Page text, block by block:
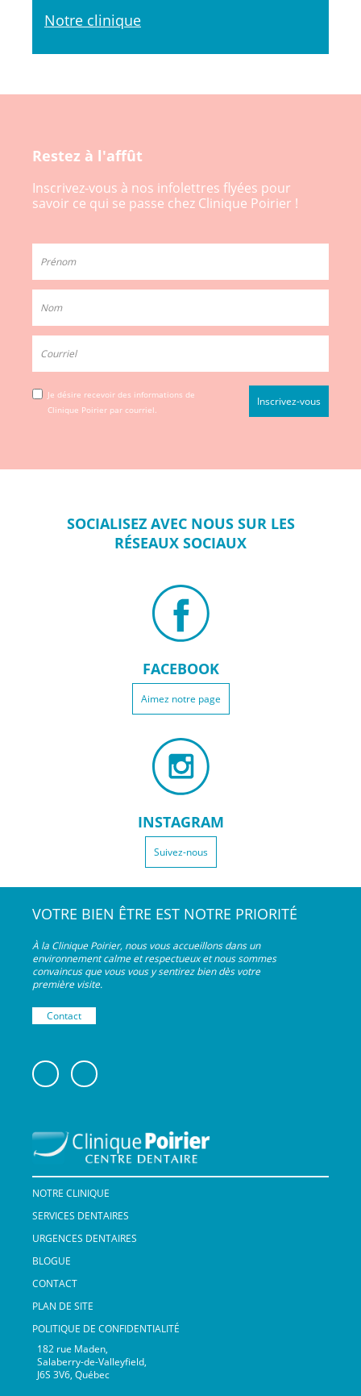
Notre clinique
Restez à l'affût
Inscrivez-vous à nos infolettres flyées pour
savoir ce qui se passe chez Clinique Poirier !
Je désire recevoir des informations de
Clinique Poirier par courriel.
SOCIALISEZ AVEC NOUS SUR LES
RÉSEAUX SOCIAUX
FACEBOOK
Aimez notre page
INSTAGRAM
Suivez-nous
VOTRE BIEN ÊTRE EST NOTRE PRIORITÉ
À la Clinique Poirier, nous vous accueillons dans un
environnement calme et respectueux et nous sommes
convaincus que vous vous y sentirez bien dès votre
première visite.
Contact
NOTRE CLINIQUE
SERVICES DENTAIRES
URGENCES DENTAIRES
BLOGUE
CONTACT
PLAN DE SITE
POLITIQUE DE CONFIDENTIALITÉ
182 rue Maden,
Salaberry-de-Valleyfield,
J6S 3V6, Québec